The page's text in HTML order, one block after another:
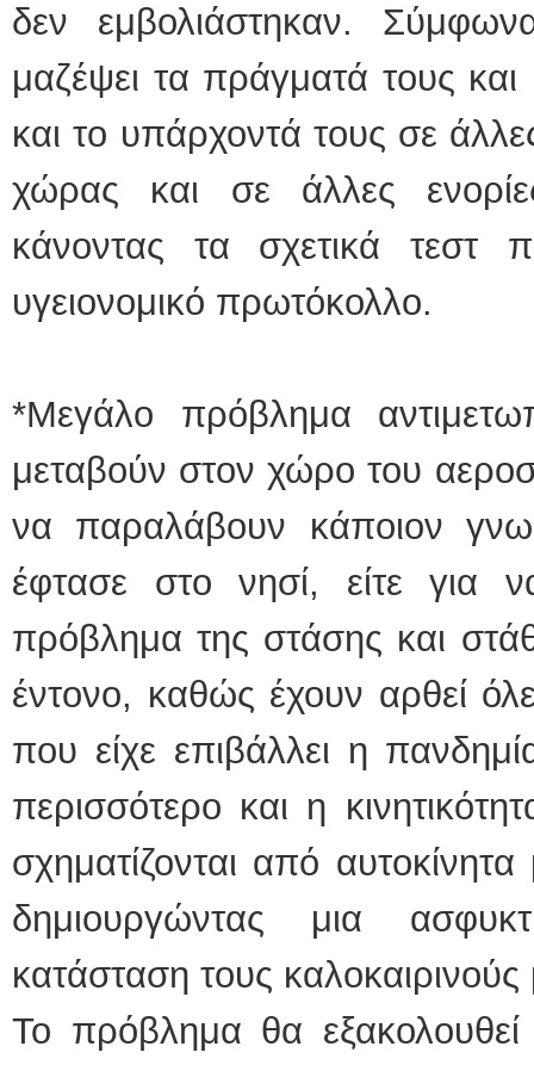
δεν εμβολιάστηκαν.
μαζέψει τα πράγματά τους και
και το υπάρχοντά τους σε
χώρας και σε άλλες
κάνοντας τα σχετικά τεστ
υγειονομικό πρωτόκολλο.
*Μεγάλο πρόβλημα
μεταβούν στον χώρο του
να παραλάβουν κάποιον
έφτασε στο νησί, είτε για
πρόβλημα της στάσης και
έντονο, καθώς έχουν αρθεί
που είχε επιβάλλει η
περισσότερο και η
σχηματίζονται από
δημιουργώντας μια
κατάσταση τους καλοκαιρινούς
Το πρόβλημα θα